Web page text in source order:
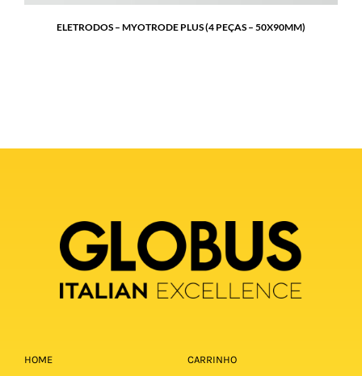
ELETRODOS – MYOTRODE PLUS (4 PEÇAS – 50X90MM)
HOME CARRINHO